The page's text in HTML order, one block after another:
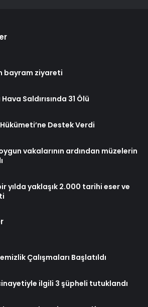
bayram ziyareti
Saldırısında 31 Ölü
Destek Verdi
vakalarının ardından müzelerin
yılda yaklaşık 2.000 tarihi eser ve
Çalışmaları Başlatıldı
ilgili 3 şüpheli tutuklandı